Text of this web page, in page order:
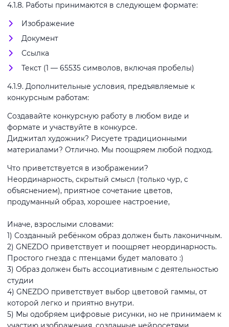
4.1.8. Работы принимаются в следующем формате:
Изображение
Документ
Ссылка
Текст (1 — 65535 символов, включая пробелы)
4.1.9. Дополнительные условия, предъявляемые к
конкурсным работам:
Создавайте конкурсную работу в любом виде и
формате и участвуйте в конкурсе.
Диджитал художник? Рисуете традиционными
материалами? Отлично. Мы поощряем любой подход.
Что приветствуется в изображении?
Неординарность, скрытый смысл (только чур, с
объяснением), приятное сочетание цветов,
продуманный образ, хорошее настроение,
Иначе, взрослыми словами:
1) Созданный ребёнком образ должен быть лаконичным.
2) GNEZDO приветствует и поощряет неординарность.
Простого гнезда с птенцами будет маловато :)
3) Образ должен быть ассоциативным с деятельностью
студии
4) GNEZDO приветствует выбор цветовой гаммы, от
которой легко и приятно внутри.
5) Мы одобряем цифровые рисунки, но не принимаем к